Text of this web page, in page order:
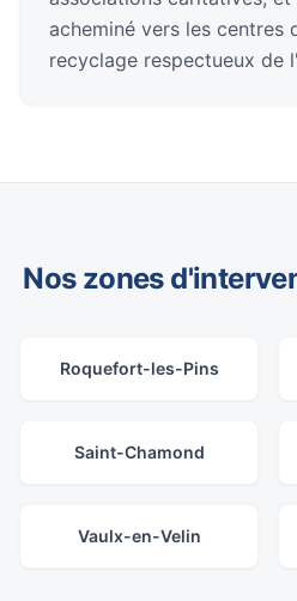
acheminé vers les centres
recyclage respectueux de
Nos zones
Roquefort-les-Pins
Saint-Chamond
Vaulx-en-Velin